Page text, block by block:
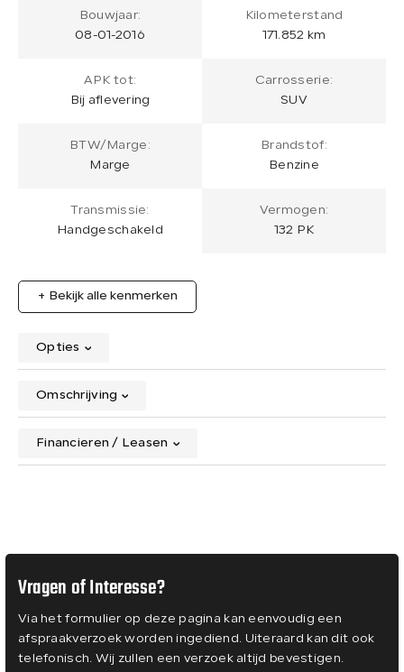
Bouwjaar:
08-01-2016
Kilometerstand
171.852 km
APK tot:
Bij aflevering
Carrosserie:
SUV
BTW/Marge:
Marge
Brandstof:
Benzine
Transmissie:
Handgeschakeld
Vermogen:
132 PK
+ Bekijk alle kenmerken
Opties
Omschrijving
Financieren / Leasen
Vragen of Interesse?
Via het formulier op deze pagina kan eenvoudig een
afspraakverzoek worden ingediend. Uiteraard kan dit ook
telefonisch. Wij zullen een verzoek altijd bevestigen.